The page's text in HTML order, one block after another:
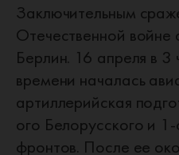
Заключительным
Отечественной войне
Берлин. 16 апреля в
времени началась
артиллерийская
ого Белорусского и
фронтов. После ее